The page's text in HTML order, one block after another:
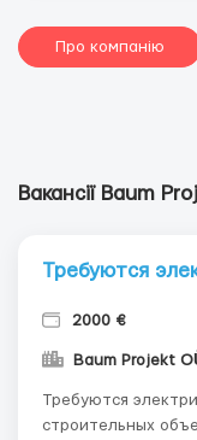
Про компанію
Вакансії Baum
Требуются
2000 €
Baum Projekt
Требуются
строительных